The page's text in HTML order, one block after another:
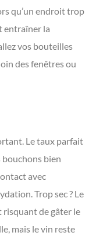
qu’un endroit trop
entraîner la
vos bouteilles
des fenêtres ou
Le taux parfait
bouchons bien
avec
Trop sec ? Le
risquant de gâter le
mais le vin reste